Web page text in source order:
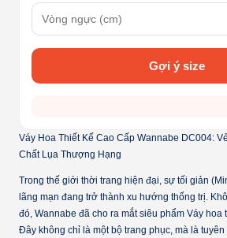
Gợi ý size
Váy Hoa Thiết Kế Cao Cấp Wannabe DC004:
Chất Lụa Thượng Hạng
Trong thế giới thời trang hiện đại, sự tối giản
lãng mạn đang trở thành xu hướng thống trị.
đó, Wannabe đã cho ra mắt siêu phẩm Váy hoa
Đây không chỉ là một bộ trang phục, mà là